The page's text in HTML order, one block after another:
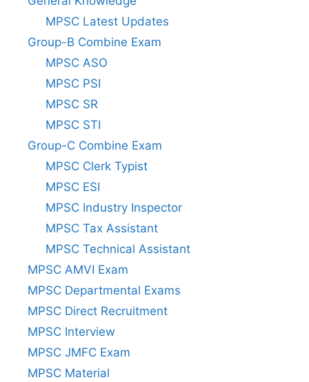
MPSC Latest Updates
Group-B Combine Exam
MPSC ASO
MPSC PSI
MPSC SR
MPSC STI
Group-C Combine Exam
MPSC Clerk Typist
MPSC ESI
MPSC Industry Inspector
MPSC Tax Assistant
MPSC Technical Assistant
MPSC AMVI Exam
MPSC Departmental Exams
MPSC Direct Recruitment
MPSC Interview
MPSC JMFC Exam
MPSC Material